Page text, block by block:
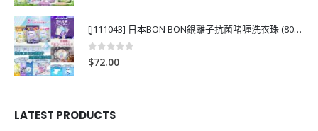
[J111043] 日本BON BON銀離子抗菌啫喱洗衣珠 (80粒)
0
$72.00
LATEST PRODUCTS